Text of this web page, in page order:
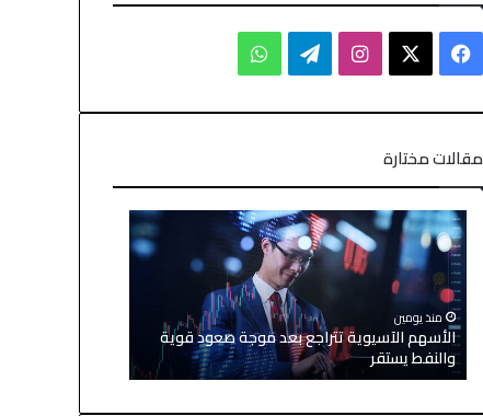
مقالات مختارة
منذ يومين
الأسهم الآسيوية تتراجع بعد موجة صعود قوية
والنفط يستقر